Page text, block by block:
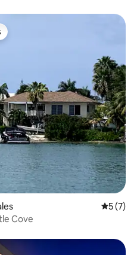
plus appréciés
5 (7)
Cove